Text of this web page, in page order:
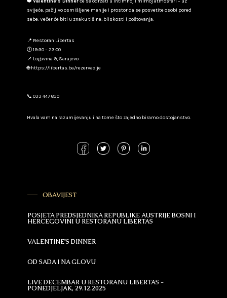
svijeće, pažljivo osmišljene menije i prostor da se posvetite osobi pored
sebe. Večer će biti u znaku tišine, bliskosti i poštovanja.
📍 Restoran Libertas
🕖 19:30 – 23:00
📌 Logavina 9, Sarajevo
🌐https://libertas.ba/rezervacije
📞 033 447 830
Hvala vam na razumijevanju i na tome što zajedno biramo dostojanstvo.
OBAVIJEST
POSJETA PREDSJEDNIKA REPUBLIKE AUSTRIJE BOSNI I
HERCEGOVINI U RESTORANU LIBERTAS
VALENTINE'S DINNER
OD SADA I NA GLOVU
LIVE DECEMBAR U RESTORANU LIBERTAS -
PONEDJELJAK, 29.12.2025